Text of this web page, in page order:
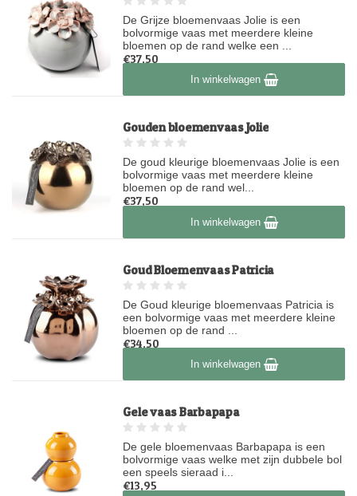
De Grijze bloemenvaas Jolie is een
bolvormige vaas met meerdere kleine
bloemen op de rand welke een ...
€37,50
Op voorraadIn winkelwagen
Gouden bloemenvaas Jolie
De goud kleurige bloemenvaas Jolie is een
bolvormige vaas met meerdere kleine
bloemen op de rand wel...
€37,50
Op voorraadIn winkelwagen
Goud Bloemenvaas Patricia
De Goud kleurige bloemenvaas Patricia is
een bolvormige vaas met meerdere kleine
bloemen op de rand ...
€34,50
Op voorraadIn winkelwagen
Gele vaas Barbapapa
De gele bloemenvaas Barbapapa is een
bolvormige vaas welke met zijn dubbele bol
een speels sieraad i...
€13,95